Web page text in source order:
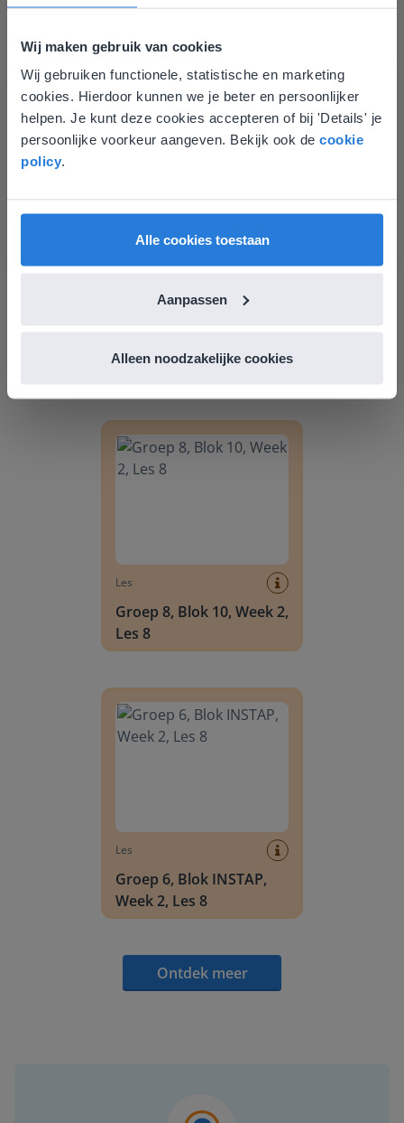
Wij maken gebruik van cookies
Wij gebruiken functionele, statistische en marketing
cookies. Hierdoor kunnen we je beter en persoonlijker
helpen. Je kunt deze cookies accepteren of bij 'Details' je
persoonlijke voorkeur aangeven. Bekijk ook de cookie
policy.
Alle cookies toestaan
Aanpassen
Alleen noodzakelijke cookies
Les
Groep 8, Blok 9, Week 3,
Les 11
Groep 8, Blok 10, Week 2, Les 6
Les 6
Les
Groep 8, Blok 10, Week 2,
Les 8
Les
Groep 6, Blok INSTAP,
Week 2, Les 8
Ontdek meer
Deze website komt niet
overeen met je locatie
Gezien je locatie, denken we dat je misschien
liever naar de website voor English gaat. Hier
English
Nederland